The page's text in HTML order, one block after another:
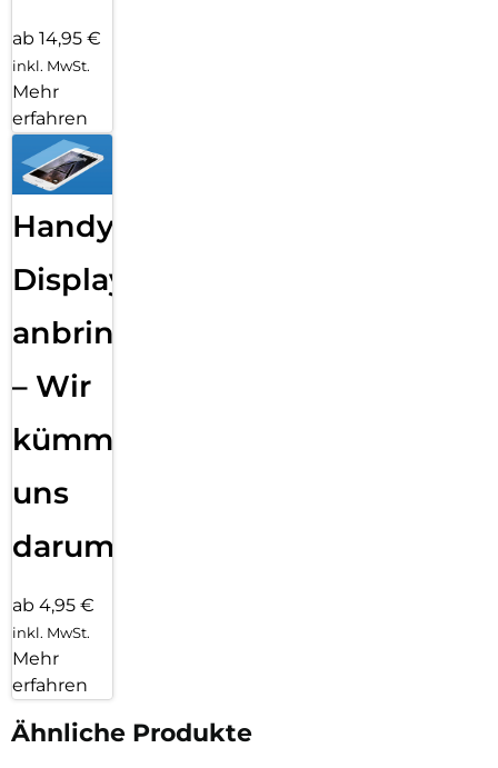
ab 14,95 €
inkl. MwSt.
Mehr
erfahren
Handy
Displayfolie
anbringen
– Wir
kümmern
uns
darum!
ab 4,95 €
inkl. MwSt.
Mehr
erfahren
Ähnliche Produkte